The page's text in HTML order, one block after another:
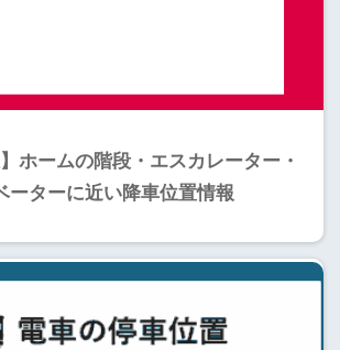
】ホームの階段・エスカレーター・
ーターに近い降車位置情報